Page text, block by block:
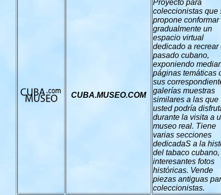
CUBA.MUSEO.COM
Proyecto para
coleccionistas que
propone conformar
gradualmente un
espacio virtual
dedicado a recrear
pasado cubano,
exponiendo
páginas temáticas
sus
galerías muestras
similares a las que
usted podría
durante la visita a
museo real. Tiene
varias secciones
dedicadaS a la
del tabaco cubano,
interesantes fotos
históricas. Vende
piezas antiguas
coleccionistas.